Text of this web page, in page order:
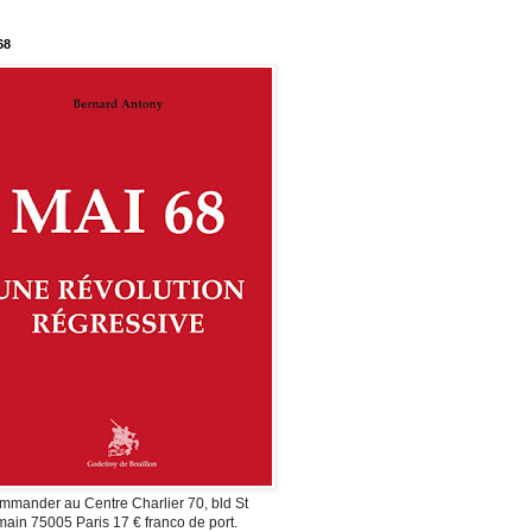
au Centre Charlier 70, bld St
75005 Paris 17 € franco de port.